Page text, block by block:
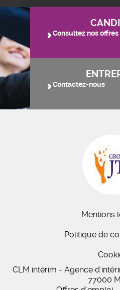
Consultez nos
Contactez-nous
Mentions
Politique de
CLM intérim - Agence
77000